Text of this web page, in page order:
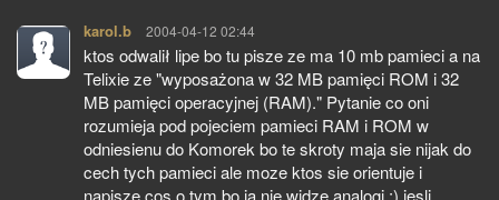
karol.b pisze:
2004-04-12 02:44
ktos odwalił lipe bo tu pisze ze ma 10 mb pamieci a na
Telixie ze "wyposażona w 32 MB pamięci ROM i 32
MB pamięci operacyjnej (RAM)." Pytanie co oni
rozumieja pod pojeciem pamieci RAM i ROM w
odniesienu do Komorek bo te skroty maja sie nijak do
cech tych pamieci ale moze ktos sie orientuje i
napisze cos o tym bo ja nie widze analogi :) jesli